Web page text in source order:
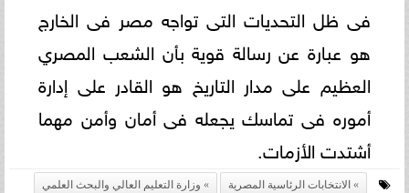
فى ظل التحديات التى تواجه مصر فى الخارج
هو عبارة عن رسالة قوية بأن الشعب المصري
العظيم على مدار التاريخ هو القادر على إدارة
أموره فى تماسك يجعله فى أمان وأمن مهما
أشتدت الأزمات.
الانتخابات الرئاسية المصرية
وزارة التعليم العالي والبحث العلمي